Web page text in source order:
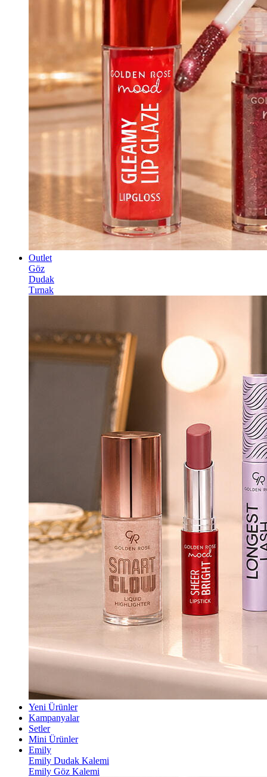
Outlet
Göz
Dudak
Tırnak
Yeni Ürünler
Kampanyalar
Setler
Mini Ürünler
Emily
Emily Dudak Kalemi
Emily Göz Kalemi